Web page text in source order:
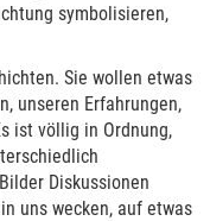
symbolisieren,
Sie wollen etwas
unseren Erfahrungen,
ist völlig in Ordnung,
Diskussionen
uns wecken, auf etwas